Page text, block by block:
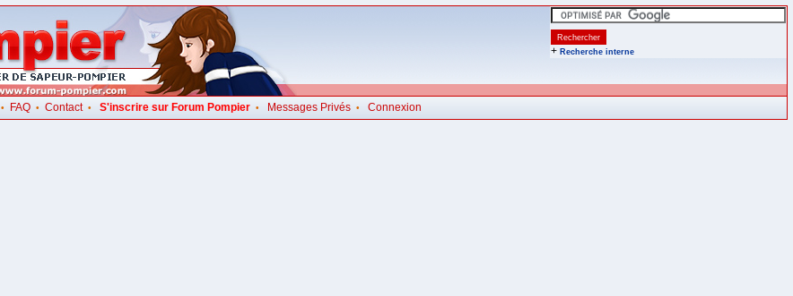
+ Recherche interne
• FAQ• Contact• S'inscrire sur Forum Pompier• Messages Privés• Connexion